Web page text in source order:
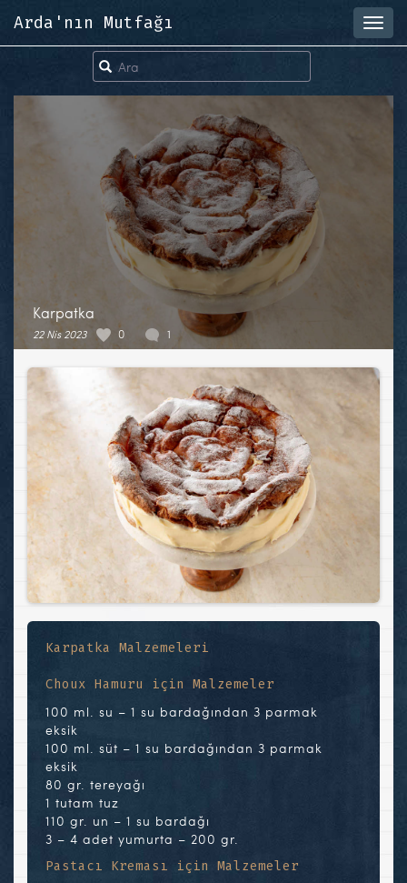
Arda'nın Mutfağı
Karpatka
22 Nis 2023 0 1
Karpatka Malzemeleri
Choux Hamuru için Malzemeler
100 ml. su – 1 su bardağından 3 parmak
eksik
100 ml. süt – 1 su bardağından 3 parmak
eksik
80 gr. tereyağı
1 tutam tuz
110 gr. un – 1 su bardağı
3 – 4 adet yumurta – 200 gr.
Pastacı Kreması için Malzemeler